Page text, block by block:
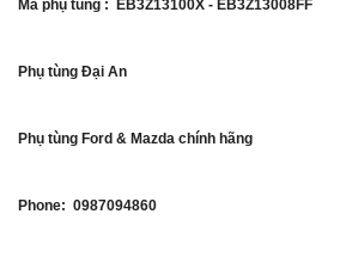
Mã phụ tùng : EB3Z13100X - EB3Z13008FF
Phụ tùng Đại An
Phụ tùng Ford & Mazda chính hãng
Phone: 0987094860